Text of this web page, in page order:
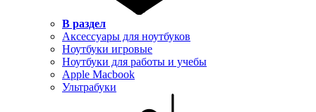
В раздел
Аксессуары для ноутбуков
Ноутбуки игровые
Ноутбуки для работы и учебы
Apple Macbook
Ультрабуки